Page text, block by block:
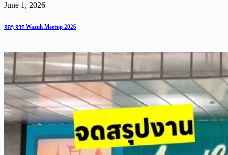
June 1, 2026
จดๆ จาก Wazuh Meetup 2026